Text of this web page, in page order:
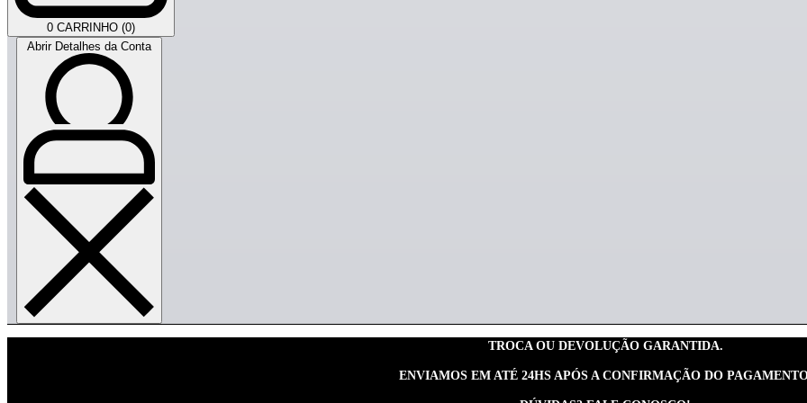
0 CARRINHO (0)
Abrir Detalhes da Conta
TROCA OU DEVOLUÇÃO GARANTIDA.
ENVIAMOS EM ATÉ 24HS APÓS A CONFIRMAÇÃO DO